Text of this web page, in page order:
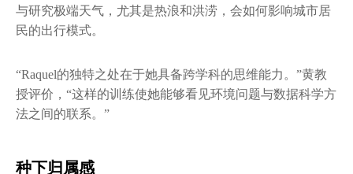
与研究极端天气，尤其是热浪和洪涝，会如何影响城市居
民的出行模式。
“Raquel的独特之处在于她具备跨学科的思维能力。”黄教
授评价，“这样的训练使她能够看见环境问题与数据科学方
法之间的联系。”
种下归属感